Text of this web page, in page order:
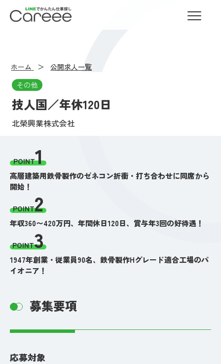
LINEでかんたん仕事探し Careee
ホーム
公開求人一覧
その他
技人国／年休120日
北榮興業株式会社
POINT1
高層建築用鉄骨製作のゼネコン折衝・打ち合わせに同席から
開始！
POINT2
年収360〜420万円、年間休日120日、賞与年3回の好待遇！
POINT3
1947年創業・従業員90名、鉄骨製作Hグレード適合工場のパ
イオニア！
募集要項
応募対象